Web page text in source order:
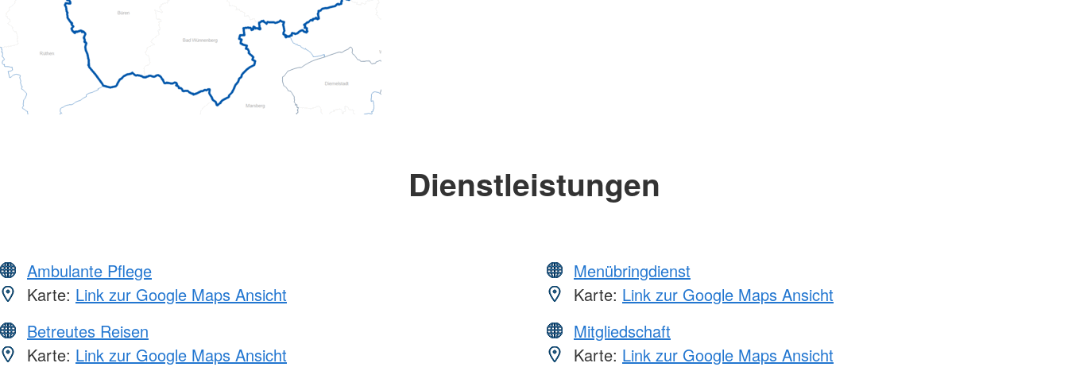
Dienstleistungen
Ambulante Pflege
Karte: Link zur Google Maps Ansicht
Betreutes Reisen
Karte: Link zur Google Maps Ansicht
Menübringdienst
Karte: Link zur Google Maps Ansicht
Mitgliedschaft
Karte: Link zur Google Maps Ansicht